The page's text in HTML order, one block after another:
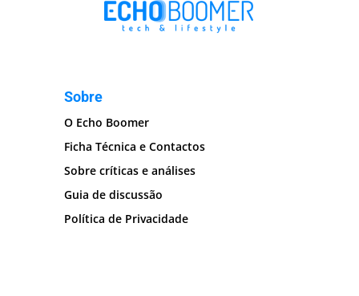
Sobre
O Echo Boomer
Ficha Técnica e Contactos
Sobre críticas e análises
Guia de discussão
Política de Privacidade